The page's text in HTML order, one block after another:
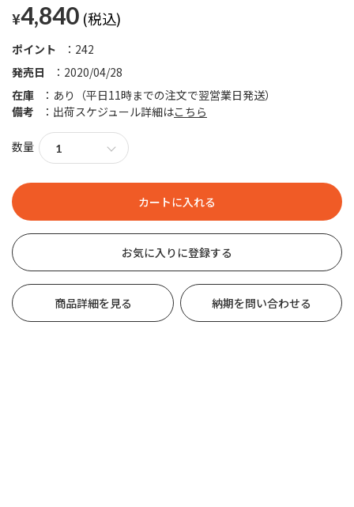
¥4,840
発売日 2020/04/28
ポイント 242
在庫
あり（平日11時までの注文で翌営業日発送）
備考
出荷スケジュール詳細はこちら
数量
お気に入りに登録する
商品詳細を見る 納期を問い合わせる